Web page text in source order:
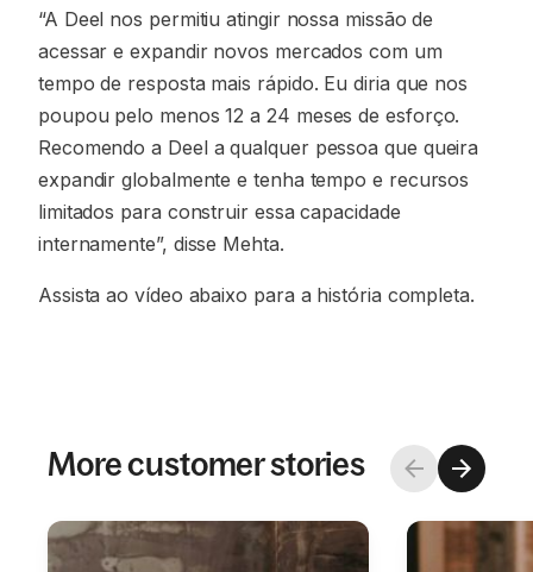
“A Deel nos permitiu atingir nossa missão de
acessar e expandir novos mercados com um
tempo de resposta mais rápido. Eu diria que nos
poupou pelo menos 12 a 24 meses de esforço.
Recomendo a Deel a qualquer pessoa que queira
expandir globalmente e tenha tempo e recursos
limitados para construir essa capacidade
internamente”, disse Mehta.
Assista ao vídeo abaixo para a história completa.
More customer stories